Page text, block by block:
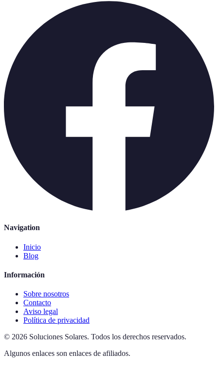
Navigation
Inicio
Blog
Información
Sobre nosotros
Contacto
Aviso legal
Política de privacidad
© 2026 Soluciones Solares. Todos los derechos reservados.
Algunos enlaces son enlaces de afiliados.